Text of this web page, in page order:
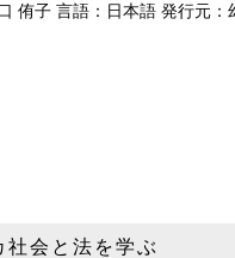
侑子 言語：日本語 発行元
社会と法を学ぶ